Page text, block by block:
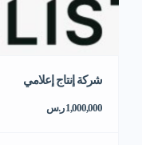
شركة إنتاج إعلامي
1,000,000 ر.س